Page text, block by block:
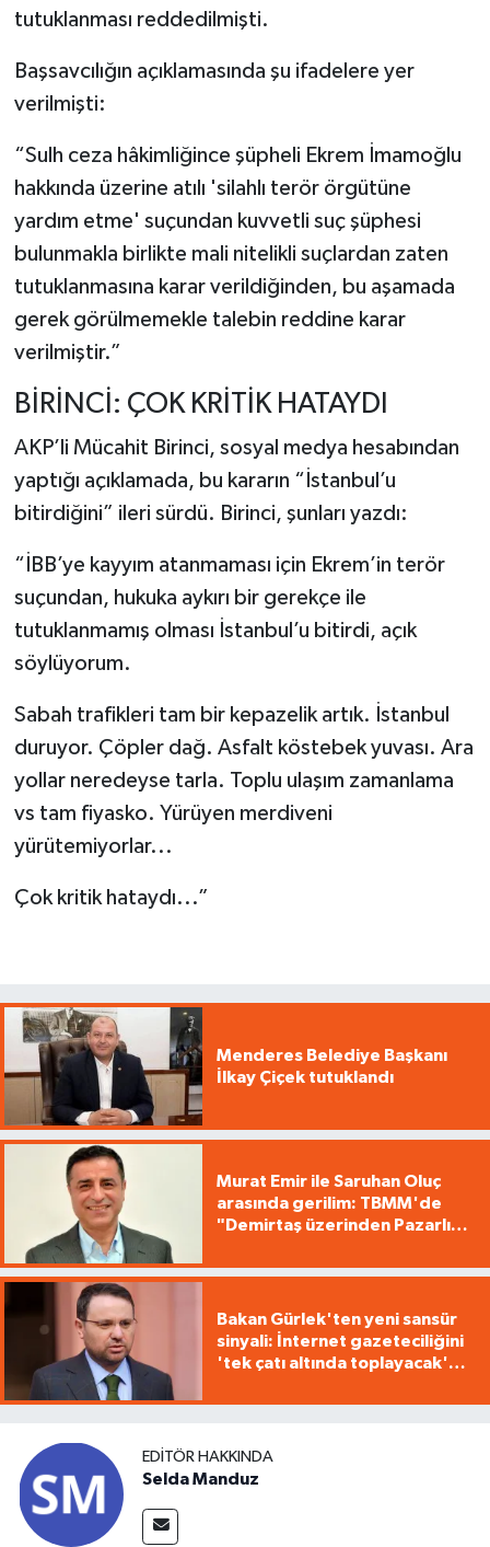
tutuklanması reddedilmişti.
Başsavcılığın açıklamasında şu ifadelere yer
verilmişti:
“Sulh ceza hâkimliğince şüpheli Ekrem İmamoğlu
hakkında üzerine atılı 'silahlı terör örgütüne
yardım etme' suçundan kuvvetli suç şüphesi
bulunmakla birlikte mali nitelikli suçlardan zaten
tutuklanmasına karar verildiğinden, bu aşamada
gerek görülmemekle talebin reddine karar
verilmiştir.”
BİRİNCİ: ÇOK KRİTİK HATAYDI
AKP’li Mücahit Birinci, sosyal medya hesabından
yaptığı açıklamada, bu kararın “İstanbul’u
bitirdiğini” ileri sürdü. Birinci, şunları yazdı:
“İBB’ye kayyım atanmaması için Ekrem’in terör
suçundan, hukuka aykırı bir gerekçe ile
tutuklanmamış olması İstanbul’u bitirdi, açık
söylüyorum.
Sabah trafikleri tam bir kepazelik artık. İstanbul
duruyor. Çöpler dağ. Asfalt köstebek yuvası. Ara
yollar neredeyse tarla. Toplu ulaşım zamanlama
vs tam fiyasko. Yürüyen merdiveni
yürütemiyorlar...
Çok kritik hataydı...”
Menderes Belediye Başkanı
İlkay Çiçek tutuklandı
Murat Emir ile Saruhan Oluç
arasında gerilim: TBMM'de
"Demirtaş üzerinden Pazarlık
Bakan Gürlek'ten yeni sansür
sinyali: İnternet gazeteciliğini
'tek çatı altında toplayacak'
EDITÖR HAKKINDA
Selda Manduz